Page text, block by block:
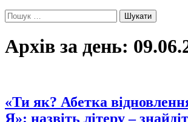
Пошук:
Архів за день:
«Ти як? Абетка
Я»: назвіть літеру –